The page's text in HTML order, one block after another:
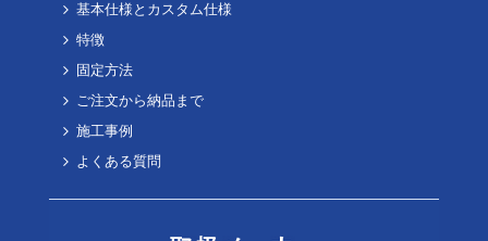
基本仕様とカスタム仕様
特徴
固定方法
ご注文から納品まで
施工事例
よくある質問